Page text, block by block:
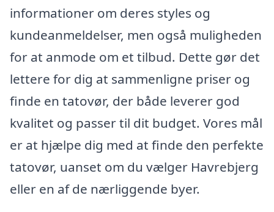
informationer om deres styles og
kundeanmeldelser, men også muligheden
for at anmode om et tilbud. Dette gør det
lettere for dig at sammenligne priser og
finde en tatovør, der både leverer god
kvalitet og passer til dit budget. Vores mål
er at hjælpe dig med at finde den perfekte
tatovør, uanset om du vælger Havrebjerg
eller en af de nærliggende byer.